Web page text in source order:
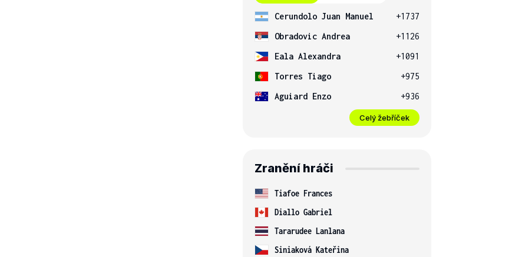
Cerundolo Juan Manuel
+1737
Obradovic Andrea
+1126
Eala Alexandra
+1091
Torres Tiago
+975
Aguiard Enzo
+936
Celý žebříček
Zranění hráči
Tiafoe Frances
Diallo Gabriel
Tararudee Lanlana
Siniaková Kateřina